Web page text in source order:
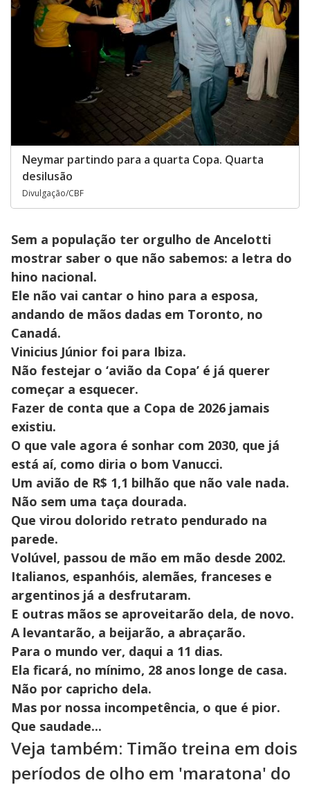
Neymar partindo para a quarta Copa. Quarta
desilusão
Divulgação/CBF
Sem a população ter orgulho de Ancelotti
mostrar saber o que não sabemos: a letra do
hino nacional.
Ele não vai cantar o hino para a esposa,
andando de mãos dadas em Toronto, no
Canadá.
Vinicius Júnior foi para Ibiza.
Não festejar o ‘avião da Copa’ é já querer
começar a esquecer.
Fazer de conta que a Copa de 2026 jamais
existiu.
O que vale agora é sonhar com 2030, que já
está aí, como diria o bom Vanucci.
Um avião de R$ 1,1 bilhão que não vale nada.
Não sem uma taça dourada.
Que virou dolorido retrato pendurado na
parede.
Volúvel, passou de mão em mão desde 2002.
Italianos, espanhóis, alemães, franceses e
argentinos já a desfrutaram.
E outras mãos se aproveitarão dela, de novo.
A levantarão, a beijarão, a abraçarão.
Para o mundo ver, daqui a 11 dias.
Ela ficará, no mínimo, 28 anos longe de casa.
Não por capricho dela.
Mas por nossa incompetência, o que é pior.
Que saudade...
Veja também: Timão treina em dois
períodos de olho em 'maratona' do